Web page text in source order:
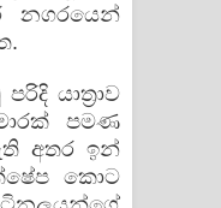
නගරයෙන්
යාත්‍රාව
පමණ
අතර ඉන්
කොට